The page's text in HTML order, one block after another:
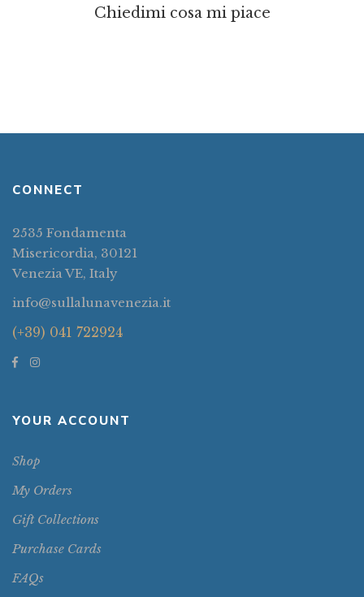
Chiedimi cosa mi piace
CONNECT
2535 Fondamenta
Misericordia, 30121
Venezia VE, Italy
info@sullalunavenezia.it
(+39) 041 722924
YOUR ACCOUNT
Shop
My Orders
Gift Collections
Purchase Cards
FAQs